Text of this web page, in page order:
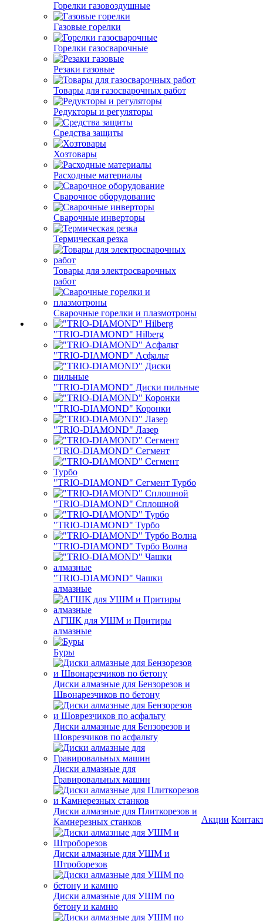
Горелки газовоздушные
Газовые горелки
Горелки газосварочные
Резаки газовые
Товары для газосварочных работ
Редукторы и регуляторы
Средства защиты
Хозтовары
Расходные материалы
Сварочное оборудование
Сварочные инверторы
Термическая резка
Товары для электросварочных
работ
Сварочные горелки и плазмотроны
"TRIO-DIAMOND" Hilberg
"TRIO-DIAMOND" Асфальт
"TRIO-DIAMOND" Диски пильные
"TRIO-DIAMOND" Коронки
"TRIO-DIAMOND" Лазер
"TRIO-DIAMOND" Сегмент
"TRIO-DIAMOND" Сегмент Турбо
"TRIO-DIAMOND" Сплошной
"TRIO-DIAMOND" Турбо
"TRIO-DIAMOND" Турбо Волна
"TRIO-DIAMOND" Чашки
алмазные
АГШК для УШМ и Притиры
алмазные
Буры
Диски алмазные для Бензорезов и
Швонарезчиков по бетону
Диски алмазные для Бензорезов и
Шоврезчиков по асфальту
Диски алмазные для
Гравировальных машин
Диски алмазные для Плиткорезов и
Камнерезных станков
Диски алмазные для УШМ и
Штроборезов
Диски алмазные для УШМ по
бетону и камню
Акции